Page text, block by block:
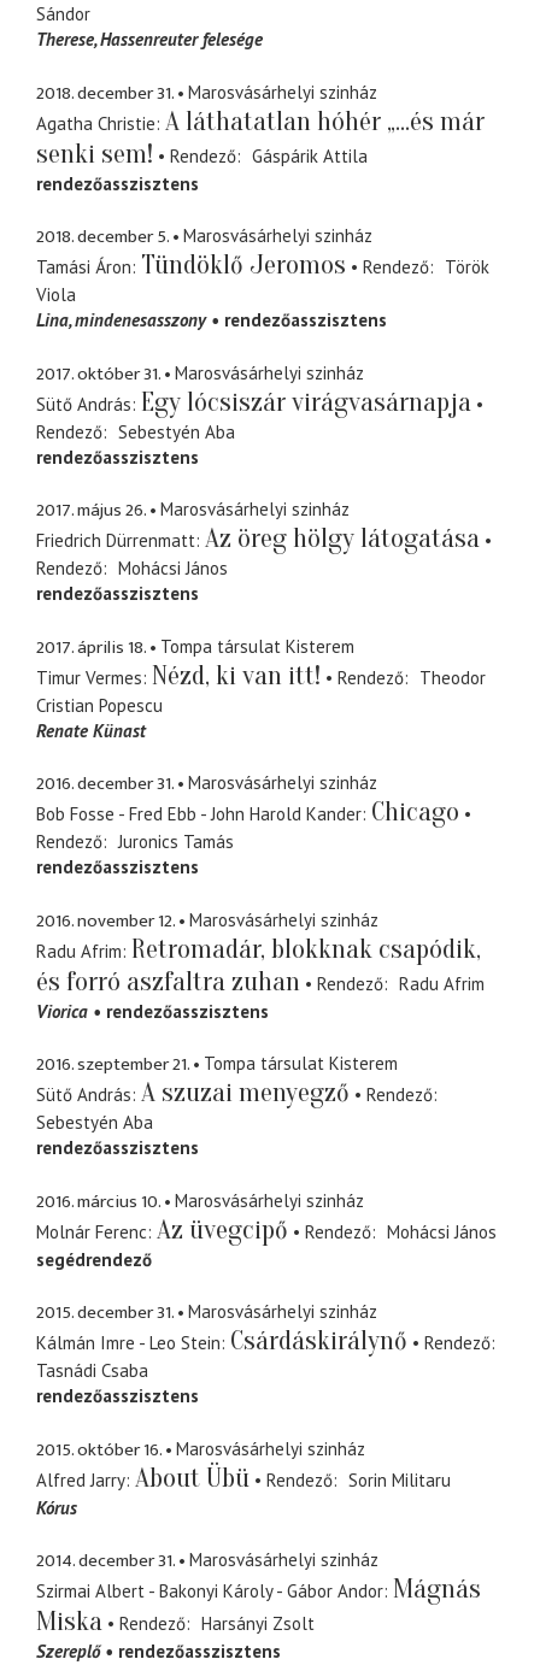
Sándor
Therese Hassenreuter felesége
2018. december 31.
Marosvásárhelyi szinház
Agatha Christie A láthatatlan hóhér „...és már
senki sem!
Rendező
Gáspárik Attila
rendezőasszisztens
2018. december 5.
Marosvásárhelyi szinház
Tamási Áron Tündöklő Jeromos Rendező
Török
Viola
Lina mindenesasszony rendezőasszisztens
2017. október 31.
Marosvásárhelyi szinház
Sütő András Egy lócsiszár virágvasárnapja
Rendező
Sebestyén Aba
rendezőasszisztens
2017. május 26.
Marosvásárhelyi szinház
Friedrich Dürrenmatt Az öreg hölgy látogatása
Rendező
Mohácsi János
rendezőasszisztens
2017. április 18.
Tompa társulat Kisterem
Timur Vermes Nézd, ki van itt! Rendező
Theodor
Cristian Popescu
Renate Künast
2016. december 31.
Marosvásárhelyi szinház
Bob Fosse - Fred Ebb - John Harold Kander Chicago
Rendező
Juronics Tamás
rendezőasszisztens
2016. november 12.
Marosvásárhelyi szinház
Radu Afrim Retromadár, blokknak csapódik,
és forró aszfaltra zuhan
Rendező
Radu Afrim
Viorica
rendezőasszisztens
2016. szeptember 21.
Tompa társulat Kisterem
Sütő András A szuzai menyegző
Rendező
Sebestyén Aba
rendezőasszisztens
2016. március 10.
Marosvásárhelyi szinház
Molnár Ferenc Az üvegcipő Rendező
Mohácsi János
segédrendező
2015. december 31.
Marosvásárhelyi szinház
Kálmán Imre - Leo Stein Csárdáskirálynő
Rendező
Tasnádi Csaba
rendezőasszisztens
2015. október 16.
Marosvásárhelyi szinház
Alfred Jarry About Übü Rendező
Sorin Militaru
Kórus
2014. december 31.
Marosvásárhelyi szinház
Szirmai Albert - Bakonyi Károly - Gábor Andor Mágnás
Miska
Rendező
Harsányi Zsolt
Szereplő
rendezőasszisztens